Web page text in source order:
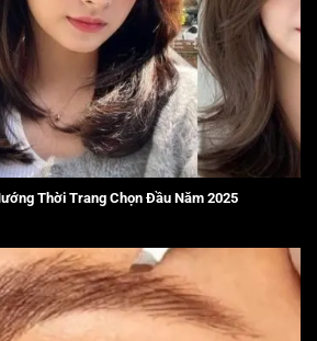
Thời Trang Chọn Đầu Năm 2025